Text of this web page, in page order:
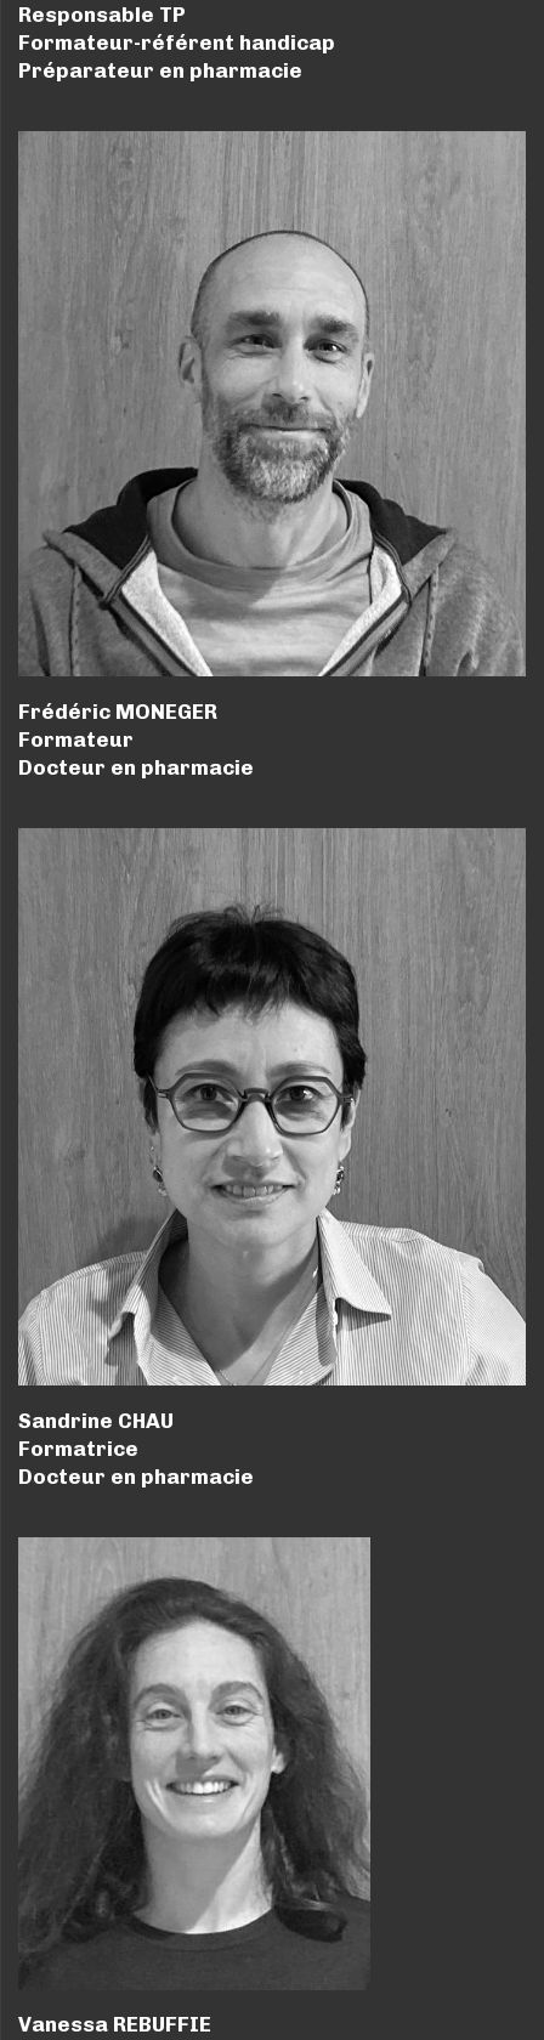
Responsable TP
Formateur-référent handicap
Préparateur en pharmacie
Frédéric MONEGER
Formateur
Docteur en pharmacie
Sandrine CHAU
Formatrice
Docteur en pharmacie
Vanessa REBUFFIE